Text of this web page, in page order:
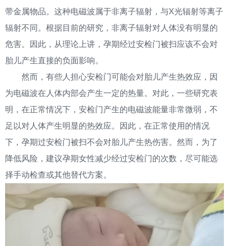
带金属物品。这种电磁波属于非离子辐射，与X光辐射等离子
辐射不同。根据目前的研究，非离子辐射对人体没有明显的
危害。因此，从理论上讲，孕期经过安检门被扫应该不会对
胎儿产生直接的负面影响。
然而，有些人担心安检门可能会对胎儿产生热效应，因
为电磁波在人体内部会产生一定的热量。对此，一些研究表
明，在正常情况下，安检门产生的电磁波能量非常微弱，不
足以对人体产生明显的热效应。因此，在正常使用的情况
下，孕期过安检门被扫不会对胎儿产生热伤害。然而，为了
降低风险，建议孕期女性减少经过安检门的次数，尽可能选
择手动检查或其他替代方案。